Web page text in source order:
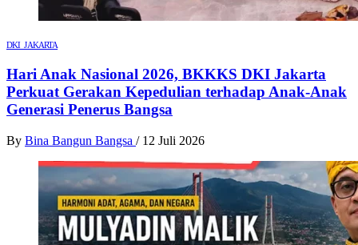
DKI JAKARTA
Hari Anak Nasional 2026, BKKKS DKI Jakarta
Perkuat Gerakan Kepedulian terhadap Anak-Anak
Generasi Penerus Bangsa
By Bina Bangun Bangsa / 12 Juli 2026